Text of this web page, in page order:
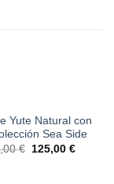
Yute Natural con
Sea Side
€
El
precio
125,00 €El